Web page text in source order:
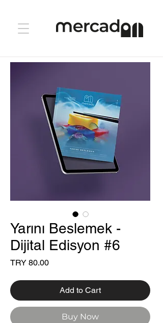
Yarını Beslemek -
Dijital Edisyon #6
TRY 80.00Price
Add to Cart
Buy Now